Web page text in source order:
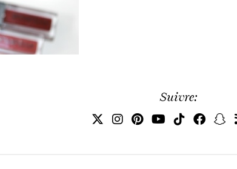
Suivre: